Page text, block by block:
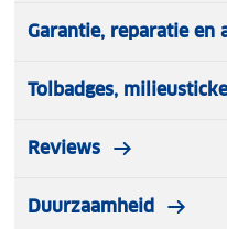
Garantie, reparatie en
Tolbadges,
Reviews
Duurzaamheid